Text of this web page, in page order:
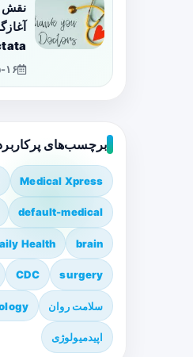
نقش
برچسب‌های
Medical Xpress
default-medical
brain
Health
surgery
CDC
سلامت روان
اپیدمیولوژی